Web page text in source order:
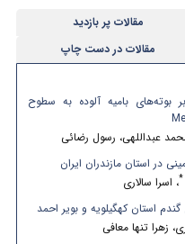
مقالات پر بازدید
مقالات در دست چاپ
بر بوته‌های بامیه آلوده به سطوح
عبداللهی، رسول رضائی
در استان مازندران ایران
*، اسرا سالاری
استان‌ کهگیلویه و بویر احمد
زهرا تنها معافی